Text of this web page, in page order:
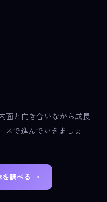
面と向き合いながら成長
スで進んでいきましょ
を調べる →